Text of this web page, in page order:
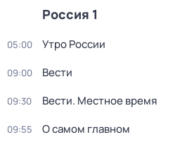
Россия 1
05:00 Утро России
09:00 Вести
09:30 Вести. Местное время
09:55 О самом главном